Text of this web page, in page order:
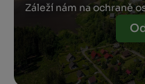
Záleží nám na ochraně